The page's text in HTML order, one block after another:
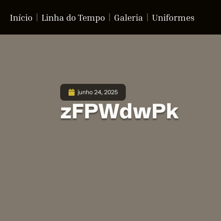
Início Linha do Tempo Galeria Uniformes
junho 24, 2025
zFPWdwPk